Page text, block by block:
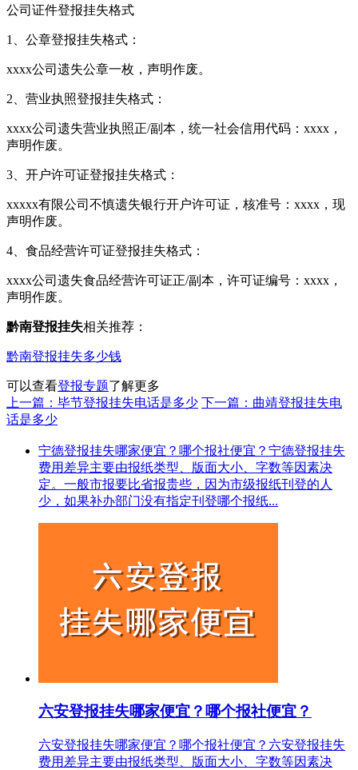
公司证件登报挂失格式
1、公章登报挂失格式：
xxxx公司遗失公章一枚，声明作废。
2、营业执照登报挂失格式：
xxxx公司遗失营业执照正/副本，统一社会信用代码：xxxx，
声明作废。
3、开户许可证登报挂失格式：
xxxxx有限公司不慎遗失银行开户许可证，核准号：xxxx，现
声明作废。
4、食品经营许可证登报挂失格式：
xxxx公司遗失食品经营许可证正/副本，许可证编号：xxxx，
声明作废。
黔南登报挂失相关推荐：
黔南登报挂失多少钱
可以查看登报专题了解更多
上一篇：毕节登报挂失电话是多少 下一篇：曲靖登报挂失电
话是多少
宁德登报挂失哪家便宜？哪个报社便宜？宁德登报挂失
费用差异主要由报纸类型、版面大小、字数等因素决
定。一般市报要比省报贵些，因为市级报纸刊登的人
少，如果补办部门没有指定刊登哪个报纸...
六安登报挂失哪家便宜？哪个报社便宜？
六安登报挂失哪家便宜？哪个报社便宜？六安登报挂失
费用差异主要由报纸类型、版面大小、字数等因素决